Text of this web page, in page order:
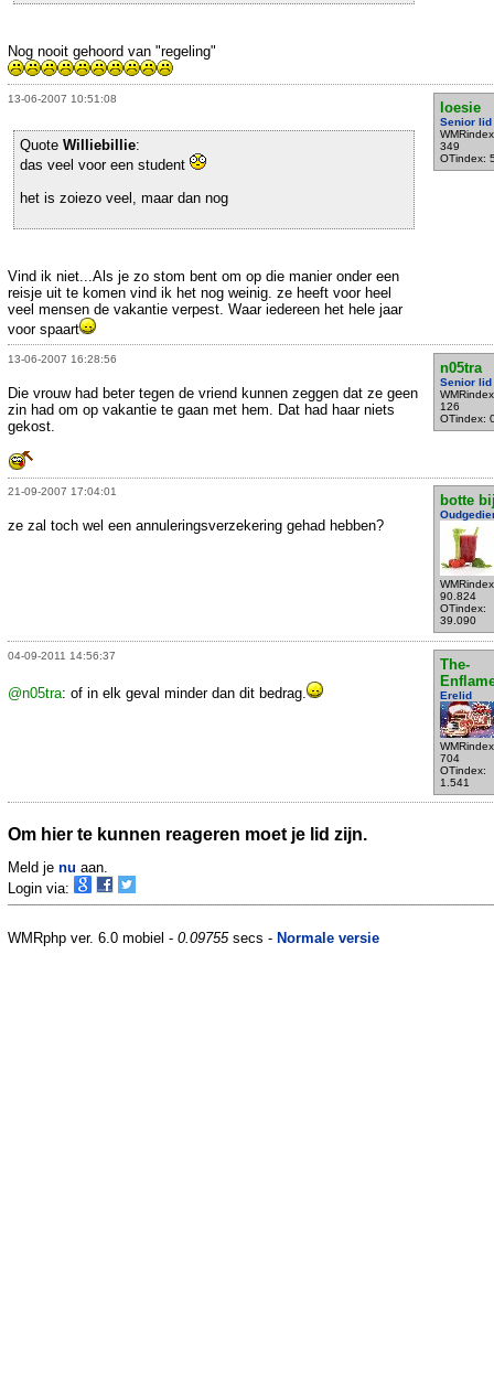
Nog nooit gehoord van "regeling"
13-06-2007 10:51:08
loesie
Senior lid
349
OTindex:
Quote Williebillie:
das veel voor een student
het is zoiezo veel, maar dan nog
Vind ik niet...Als je zo stom bent om op die manier onder een
reisje uit te komen vind ik het nog weinig. ze heeft voor heel
veel mensen de vakantie verpest. Waar iedereen het hele jaar
voor spaart
13-06-2007 16:28:56
n05tra
Senior lid
126
OTindex:
Die vrouw had beter tegen de vriend kunnen zeggen dat ze geen
zin had om op vakantie te gaan met hem. Dat had haar niets
gekost.
21-09-2007 17:04:01
botte
90.824
OTindex:
39.090
ze zal toch wel een annuleringsverzekering gehad hebben?
04-09-2011 14:56:37
The-
Erelid
704
OTindex:
1.541
@n05tra: of in elk geval minder dan dit bedrag.
Om hier te kunnen reageren moet je lid zijn.
Meld je nu aan.
Login via:
WMRphp ver. 6.0 mobiel - 0.09755secs - Normale versie